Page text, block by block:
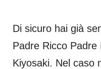
Di sicuro hai già
Padre Ricco
Kiyosaki. Nel caso